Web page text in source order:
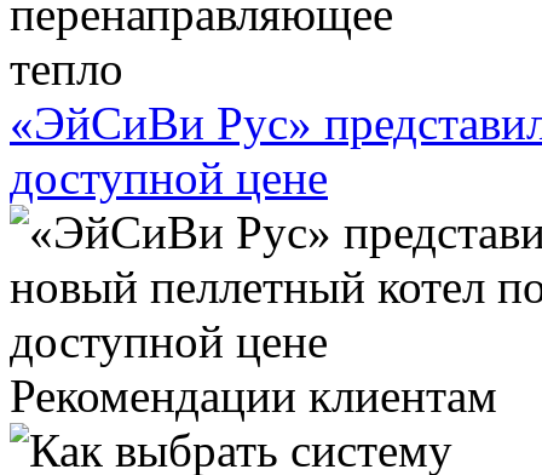
«ЭйСиВи Рус»
доступной цене
Рекомендации клиентам